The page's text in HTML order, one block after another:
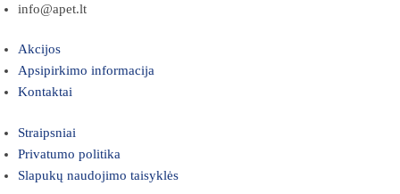
info@apet.lt
Akcijos
Apsipirkimo informacija
Kontaktai
Straipsniai
Privatumo politika
Slapukų naudojimo taisyklės